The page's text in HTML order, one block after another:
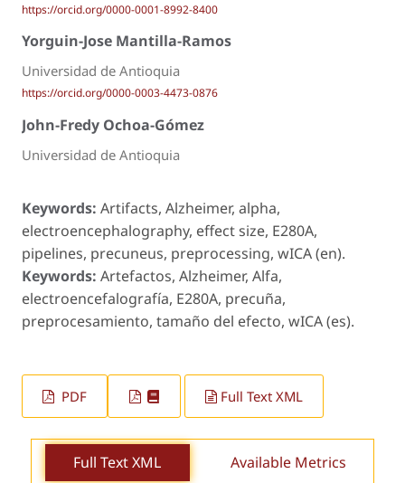
https://orcid.org/0000-0001-8992-8400
Yorguin-Jose Mantilla-Ramos
Universidad de Antioquia
https://orcid.org/0000-0003-4473-0876
John-Fredy Ochoa-Gómez
Universidad de Antioquia
Keywords: Artifacts, Alzheimer, alpha,
electroencephalography, effect size, E280A,
pipelines, precuneus, preprocessing, wICA (en).
Keywords: Artefactos, Alzheimer, Alfa,
electroencefalografía, E280A, precuña,
preprocesamiento, tamaño del efecto, wICA (es).
PDF Full Text XML
Full Text XML Available Metrics